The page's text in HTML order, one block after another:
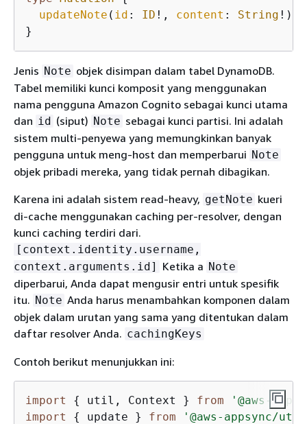
updateNote ( id : ID !, content : String !):
}
Jenis Note objek disimpan dalam tabel DynamoDB.
Tabel memiliki kunci komposit yang menggunakan
nama pengguna Amazon Cognito sebagai kunci utama
dan id (siput) Note sebagai kunci partisi. Ini adalah
sistem multi-penyewa yang memungkinkan banyak
pengguna untuk meng-host dan memperbarui Note
objek pribadi mereka, yang tidak pernah dibagikan.
Karena ini adalah sistem read-heavy, getNote kueri
di-cache menggunakan caching per-resolver, dengan
kunci caching terdiri dari.
[context.identity.username,
context.arguments.id]
Ketika a Note
diperbarui, Anda dapat mengusir entri untuk spesifik
itu. Note Anda harus menambahkan komponen dalam
objek dalam urutan yang sama yang ditentukan dalam
daftar resolver Anda. cachingKeys
Contoh berikut menunjukkan ini:
import { util, Context } from
'@aws-
import
{ update } from '@aws-appsync/